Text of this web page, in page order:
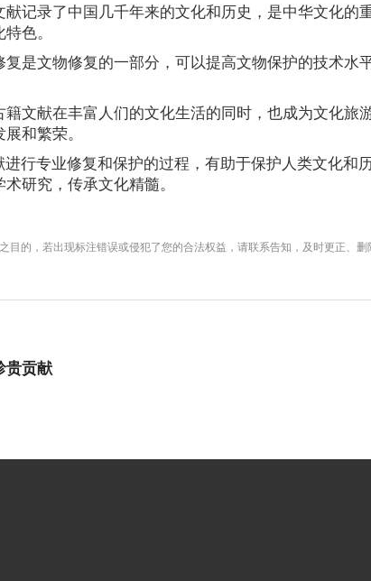
记录了中国几千年来的文化和历史，是中华文化的
色。
是文物修复的一部分，可以提高文物保护的技术水
文献在丰富人们的文化生活的同时，也成为文化旅
和繁荣。
进行专业修复和保护的过程，有助于保护人类文化和
研究，传承文化精髓。
目的，若出现标注错误或侵犯了您的合法权益，请联系告知，及时更正、删
贵贡献